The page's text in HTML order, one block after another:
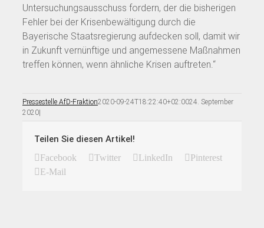
Untersuchungsausschuss fordern, der die bisherigen
Fehler bei der Krisenbewältigung durch die
Bayerische Staatsregierung aufdecken soll, damit wir
in Zukunft vernünftige und angemessene Maßnahmen
treffen können, wenn ähnliche Krisen auftreten.“
Pressestelle AfD-Fraktion2020-09-24T18:22:40+02:0024. September
2020|
Teilen Sie diesen Artikel!
Facebook Twitter LinkedIn
Pinterest
E-Mail